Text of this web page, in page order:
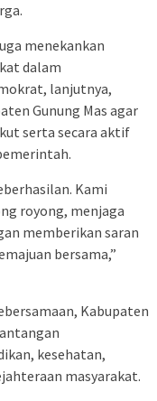
menekankan
dalam
lanjutnya,
Gunung Mas agar
serta secara aktif
Kami
royong, menjaga
memberikan saran
bersama,”
Kabupaten
kesehatan,
masyarakat.